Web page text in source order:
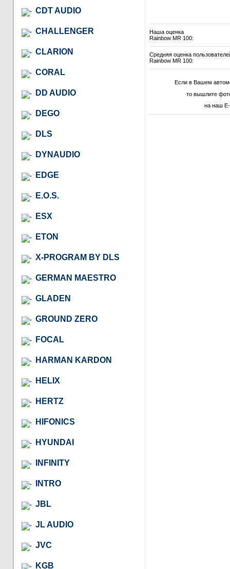
CDT AUDIO
CHALLENGER
CLARION
CORAL
DD AUDIO
DEGO
DLS
DYNAUDIO
EDGE
E.O.S.
ESX
ETON
X-PROGRAM BY DLS
GERMAN MAESTRO
GLADEN
GROUND ZERO
FOCAL
HARMAN KARDON
HELIX
HERTZ
HIFONICS
HYUNDAI
INFINITY
INTRO
JBL
JL AUDIO
JVC
KGB
Наша оценка
Rainbow MR 100:
Средняя оценка
Rainbow MR 100:
Если в Вашем
то вышлите
на наш